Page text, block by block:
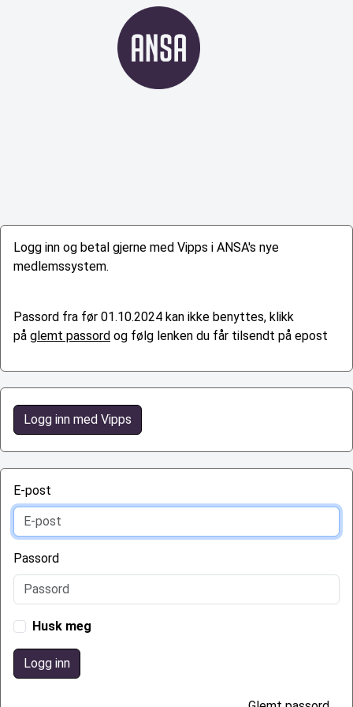
Logg inn og betal gjerne med Vipps i ANSA's nye
medlemssystem.
Passord fra før 01.10.2024 kan ikke benyttes, klikk
på glemt passord og følg lenken du får tilsendt på epost
Logg inn med Vipps
E-post
Passord
Husk meg
Logg inn